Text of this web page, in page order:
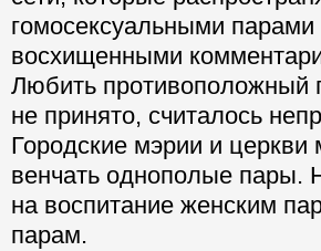
гомосексуальными
восхищенными
Любить противоположный
не принято, считалось
Городские мэрии и церкви
венчать однополые пары.
на воспитание женским
парам.